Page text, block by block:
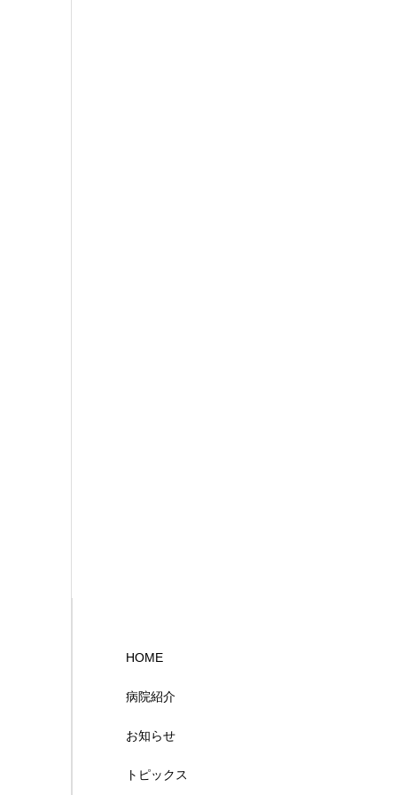
HOME
病院紹介
お知らせ
トピックス